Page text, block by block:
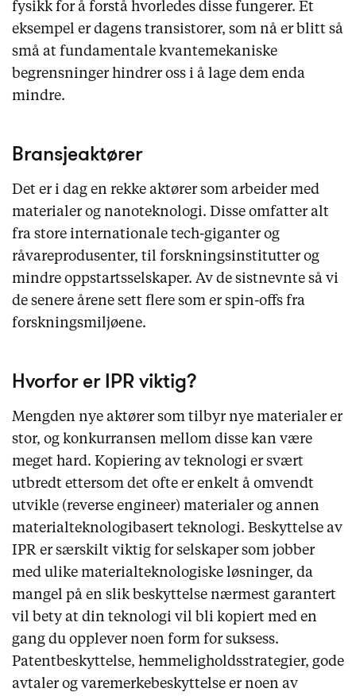
fysikk for å forstå hvorledes disse fungerer. Et
eksempel er dagens transistorer, som nå er blitt så
små at fundamentale kvantemekaniske
begrensninger hindrer oss i å lage dem enda
mindre.
Bransjeaktører
Det er i dag en rekke aktører som arbeider med
materialer og nanoteknologi. Disse omfatter alt
fra store internationale tech-giganter og
råvareprodusenter, til forskningsinstitutter og
mindre oppstartsselskaper. Av de sistnevnte så vi
de senere årene sett flere som er spin-offs fra
forskningsmiljøene.
Hvorfor er IPR viktig?
Mengden nye aktører som tilbyr nye materialer er
stor, og konkurransen mellom disse kan være
meget hard. Kopiering av teknologi er svært
utbredt ettersom det ofte er enkelt å omvendt
utvikle (reverse engineer) materialer og annen
materialteknologibasert teknologi. Beskyttelse av
IPR er særskilt viktig for selskaper som jobber
med ulike materialteknologiske løsninger, da
mangel på en slik beskyttelse nærmest garantert
vil bety at din teknologi vil bli kopiert med en
gang du opplever noen form for suksess.
Patentbeskyttelse, hemmeligholdsstrategier, gode
avtaler og varemerkebeskyttelse er noen av